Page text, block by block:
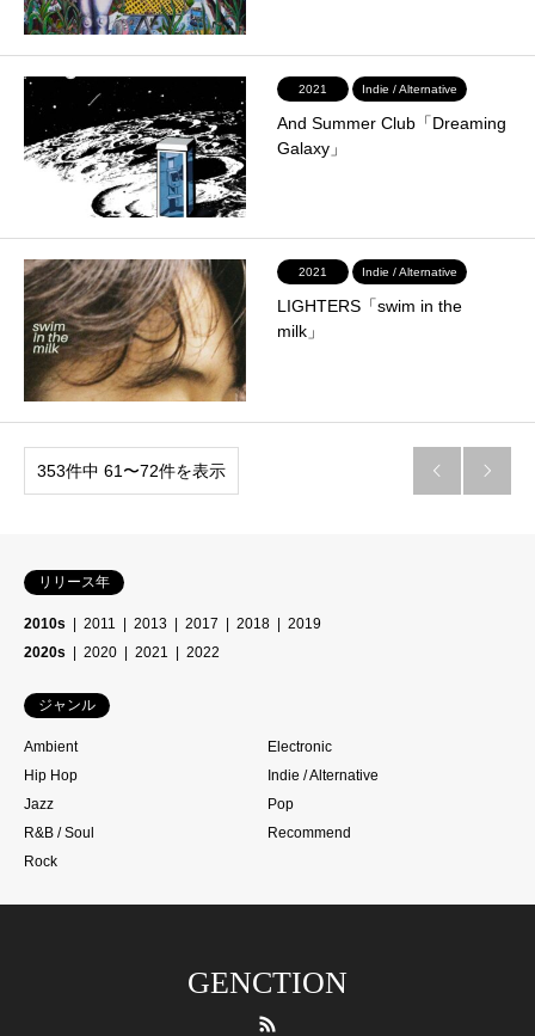
2021 Indie / Alternative
And Summer Club「Dreaming
Galaxy」
2021 Indie / Alternative
LIGHTERS「swim in the
milk」
353件中 61〜72件を表示  
リリース年
2010s 2011 2013 2017 2018
2019
2020s
2020 2021 2022
ジャンル
Ambient
Electronic
Hip Hop
Indie / Alternative
Jazz
Pop
R&B / Soul
Recommend
Rock
GENCTION